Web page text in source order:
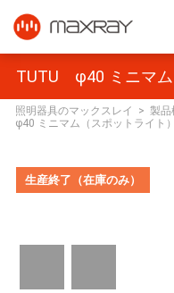
TUTU φ40 ミニマム
照明器具のマックスレイ > 製品
φ40 ミニマム（スポットライト）
生産終了（在庫のみ）